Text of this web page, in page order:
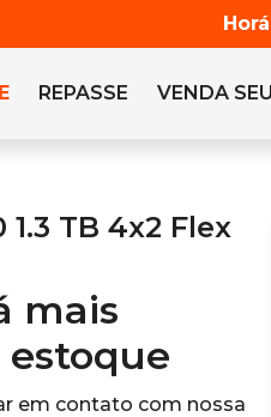
REPASSE VENDA
1.3 TB 4x2 Flex
mais
em contato com nossa